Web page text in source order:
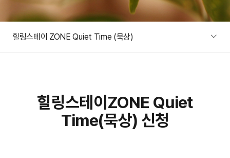
힐링스테이 ZONE Quiet Time (묵상)
힐링스테이ZONE Quiet
Time(묵상) 신청